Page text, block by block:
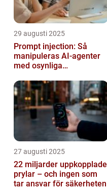
29 augusti 2025
Prompt injection: Så
manipuleras AI-agenter
med osynliga
27 augusti 2025
22 miljarder uppkopplade
prylar – och ingen som
tar ansvar för säkerheten